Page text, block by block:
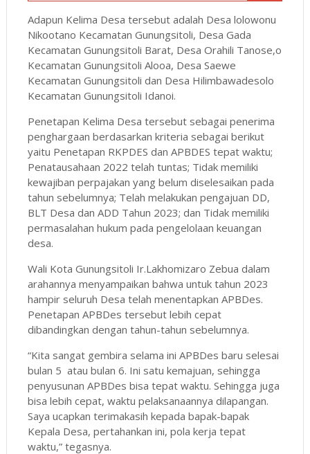
Adapun Kelima Desa tersebut adalah Desa lolowonu
Nikootano Kecamatan Gunungsitoli, Desa Gada
Kecamatan Gunungsitoli Barat, Desa Orahili Tanose,o
Kecamatan Gunungsitoli Alooa, Desa Saewe
Kecamatan Gunungsitoli dan Desa Hilimbawadesolo
Kecamatan Gunungsitoli Idanoi.
Penetapan Kelima Desa tersebut sebagai penerima
penghargaan berdasarkan kriteria sebagai berikut
yaitu Penetapan RKPDES dan APBDES tepat waktu;
Penatausahaan 2022 telah tuntas; Tidak memiliki
kewajiban perpajakan yang belum diselesaikan pada
tahun sebelumnya; Telah melakukan pengajuan DD,
BLT Desa dan ADD Tahun 2023; dan Tidak memiliki
permasalahan hukum pada pengelolaan keuangan
desa.
Wali Kota Gunungsitoli Ir.Lakhomizaro Zebua dalam
arahannya menyampaikan bahwa untuk tahun 2023
hampir seluruh Desa telah menentapkan APBDes.
Penetapan APBDes tersebut lebih cepat
dibandingkan dengan tahun-tahun sebelumnya.
“Kita sangat gembira selama ini APBDes baru selesai
bulan 5 atau bulan 6. Ini satu kemajuan, sehingga
penyusunan APBDes bisa tepat waktu. Sehingga juga
bisa lebih cepat, waktu pelaksanaannya dilapangan.
Saya ucapkan terimakasih kepada bapak-bapak
Kepala Desa, pertahankan ini, pola kerja tepat
waktu,” tegasnya.